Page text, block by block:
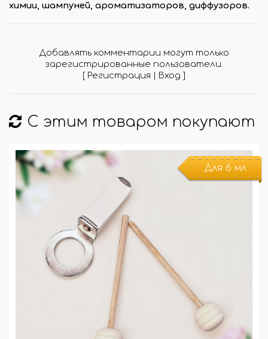
химии, шампуней, ароматизаторов, диффузоров.
Добавлять комментарии могут только
зарегистрированные пользователи.
[ Регистрация | Вход ]
С этим товаром покупают
Для 6 мл